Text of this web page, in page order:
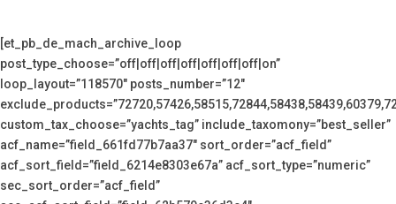
[et_pb_de_mach_archive_loop
post_type_choose=”off|off|off|off|off|off|off|on”
loop_layout=”118570″ posts_number=”12″
custom_tax_choose=”yachts_tag” include_taxomony=”best_seller”
acf_name=”field_661fd77b7aa37″ sort_order=”acf_field”
acf_sort_field=”field_6214e8303e67a” acf_sort_type=”numeric”
sec_sort_order=”acf_field”